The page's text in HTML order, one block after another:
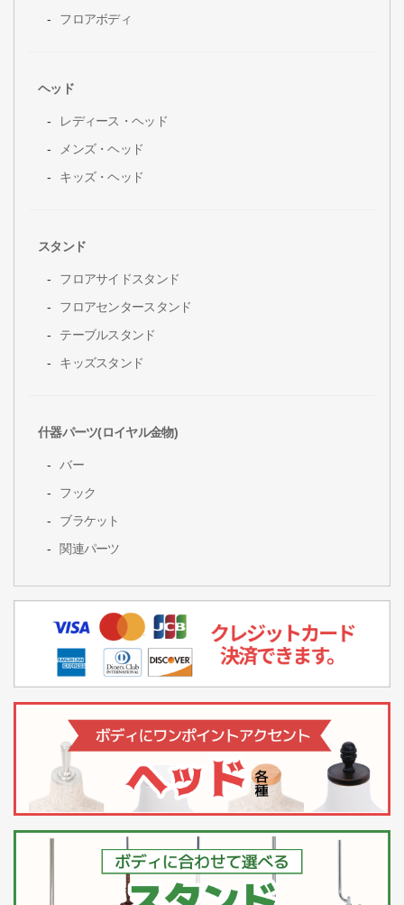
フロアボディ
ヘッド
レディース・ヘッド
メンズ・ヘッド
キッズ・ヘッド
スタンド
フロアサイドスタンド
フロアセンタースタンド
テーブルスタンド
キッズスタンド
什器パーツ(ロイヤル金物)
バー
フック
ブラケット
関連パーツ